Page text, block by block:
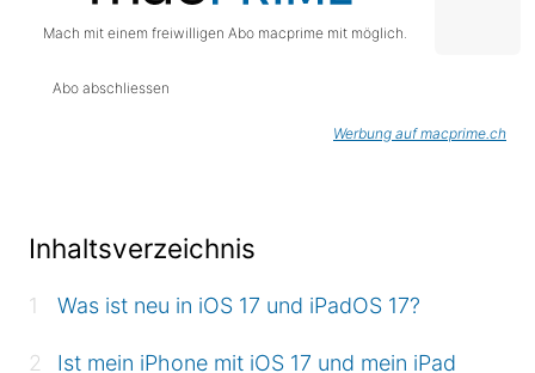
Mach mit einem freiwilligen Abo macprime mit möglich.
Abo abschliessen
Werbung auf macprime.ch
Inhaltsverzeichnis
Was ist neu in iOS 17 und iPadOS 17?
Ist mein iPhone mit iOS 17 und mein iPad